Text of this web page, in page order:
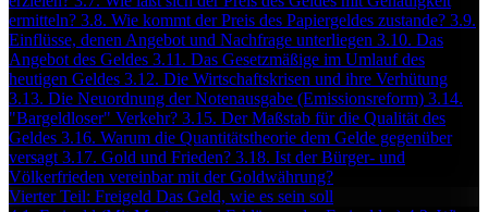
ermitteln? 3.8. Wie kommt der Preis des Papiergeldes zustande? 3.9.
Einflüsse, denen Angebot und Nachfrage unterliegen 3.10. Das
Angebot des Geldes 3.11. Das Gesetzmäßige im Umlauf des
heutigen Geldes 3.12. Die Wirtschaftskrisen und ihre Verhütung
3.13. Die Neuordnung der Notenausgabe (Emissionsreform) 3.14.
"Bargeldloser" Verkehr? 3.15. Der Maßstab für die Qualität des
Geldes 3.16. Warum die Quantitätstheorie dem Gelde gegenüber
versagt 3.17. Gold und Frieden? 3.18. Ist der Bürger- und
Völkerfrieden vereinbar mit der Goldwährung?
Vierter Teil: Freigeld Das Geld, wie es sein soll